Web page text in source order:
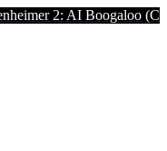
Boogaloo (Click to Read